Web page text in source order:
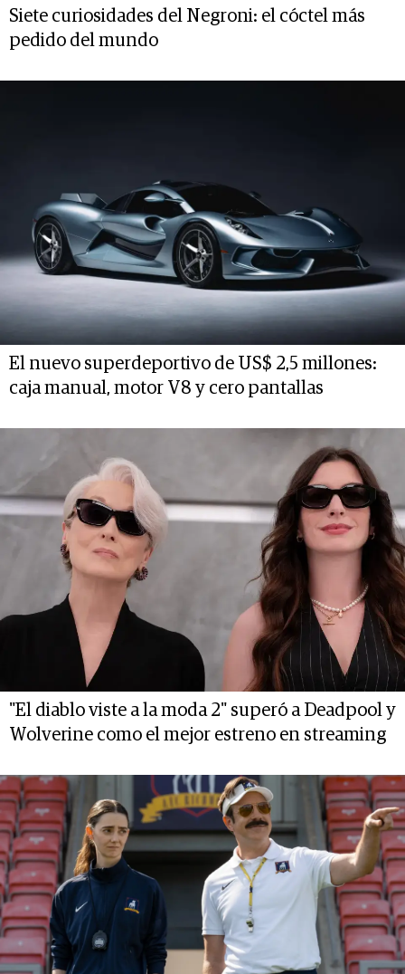
Siete curiosidades del Negroni: el cóctel más
pedido del mundo
El nuevo superdeportivo de US$ 2,5 millones:
caja manual, motor V8 y cero pantallas
"El diablo viste a la moda 2" superó a Deadpool y
Wolverine como el mejor estreno en streaming